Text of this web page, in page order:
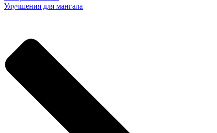
Улучшения для мангала